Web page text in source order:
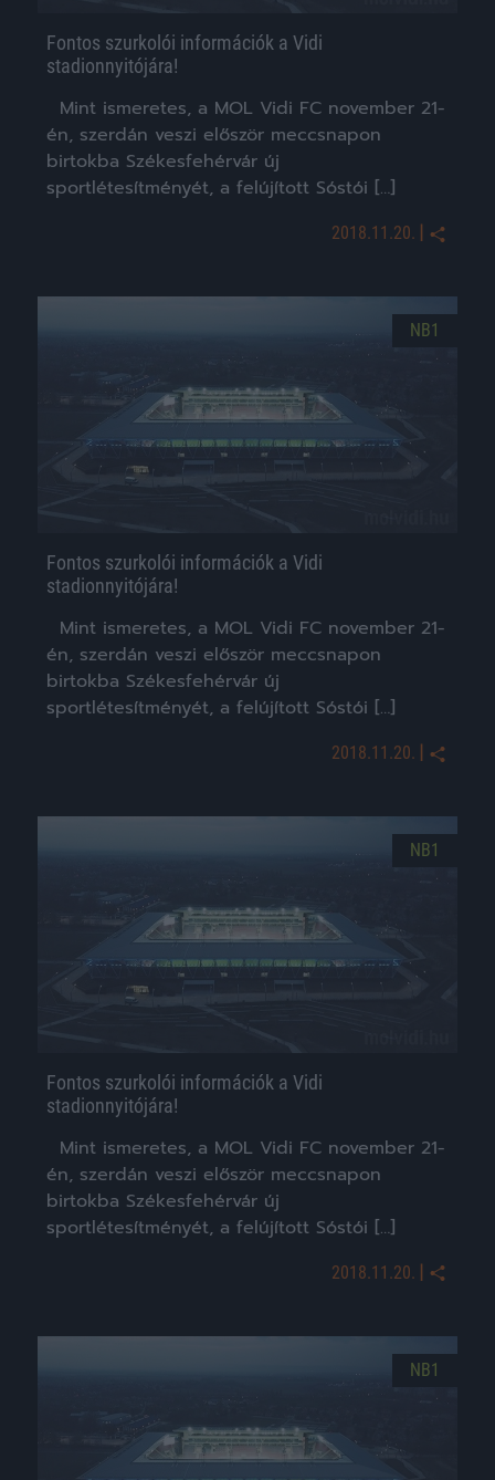
Fontos szurkolói információk a Vidi
stadionnyitójára!
Mint ismeretes, a MOL Vidi FC november 21-
én, szerdán veszi először meccsnapon
birtokba Székesfehérvár új
sportlétesítményét, a felújított Sóstói […]
2018.11.20. |
NB1
Fontos szurkolói információk a Vidi
stadionnyitójára!
Mint ismeretes, a MOL Vidi FC november 21-
én, szerdán veszi először meccsnapon
birtokba Székesfehérvár új
sportlétesítményét, a felújított Sóstói […]
2018.11.20. |
NB1
Fontos szurkolói információk a Vidi
stadionnyitójára!
Mint ismeretes, a MOL Vidi FC november 21-
én, szerdán veszi először meccsnapon
birtokba Székesfehérvár új
sportlétesítményét, a felújított Sóstói […]
2018.11.20. |
NB1